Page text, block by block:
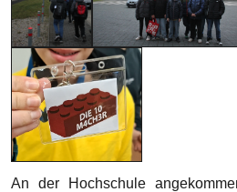
An der Hochschule